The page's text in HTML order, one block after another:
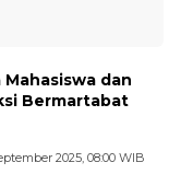
Mahasiswa dan
Bermartabat
2025, 08:00 WIB